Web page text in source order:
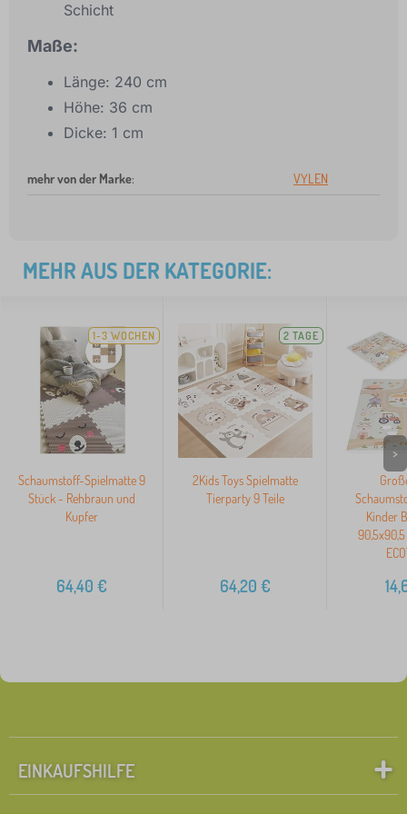
Schicht
Maße:
Länge: 240 cm
Höhe: 36 cm
Dicke: 1 cm
mehr von der Marke: VYLEN
MEHR AUS DER KATEGORIE:
1-3 WOCHEN
Schaumstoff-Spielmatte 9
Stück - Rehbraun und
Kupfer
64,40 €
2 TAGE
2Kids Toys Spielmatte
Tierparty 9 Teile
64,20 €
Kinder
90,5x90,5
>
EINKAUFSHILFE